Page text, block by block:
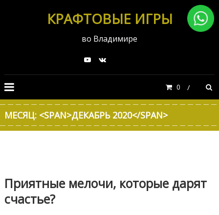
КРАФТОВЫЕ ИГРЫ
во Владимире
0
МЕСЯЦ: <SPAN>ДЕКАБРЬ 2020</SPAN>
Приятные мелочи, которые дарят
счастье?